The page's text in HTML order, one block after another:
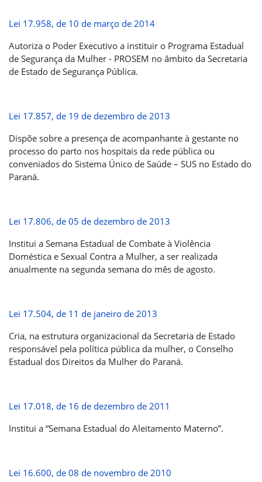
Lei 17.958, de 10 de março de 2014
Autoriza o Poder Executivo a instituir o Programa Estadual
de Segurança da Mulher - PROSEM no âmbito da Secretaria
de Estado de Segurança Pública.
Lei 17.857, de 19 de dezembro de 2013
Dispõe sobre a presença de acompanhante à gestante no
processo do parto nos hospitais da rede pública ou
conveniados do Sistema Único de Saúde – SUS no Estado do
Paraná.
Lei 17.806, de 05 de dezembro de 2013
Institui a Semana Estadual de Combate à Violência
Doméstica e Sexual Contra a Mulher, a ser realizada
anualmente na segunda semana do mês de agosto.
Lei 17.504, de 11 de janeiro de 2013
Cria, na estrutura organizacional da Secretaria de Estado
responsável pela política pública da mulher, o Conselho
Estadual dos Direitos da Mulher do Paraná.
Lei 17.018, de 16 de dezembro de 2011
Institui a “Semana Estadual do Aleitamento Materno”.
Lei 16.600, de 08 de novembro de 2010